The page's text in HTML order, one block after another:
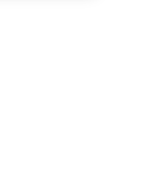
et de gérer vos paramètres